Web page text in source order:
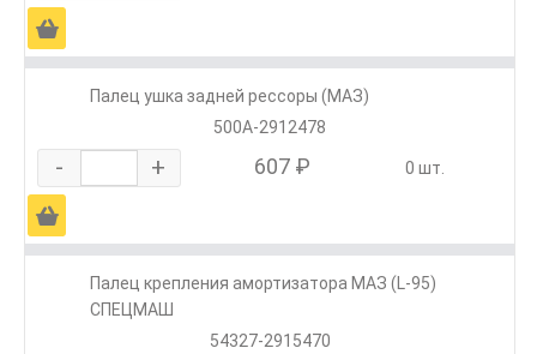
Ä
Палец ушка задней рессоры (МАЗ)
500А-2912478
- + 607 ₽ 0 шт.
Ä
Палец крепления амортизатора МАЗ (L-95)
СПЕЦМАШ
54327-2915470